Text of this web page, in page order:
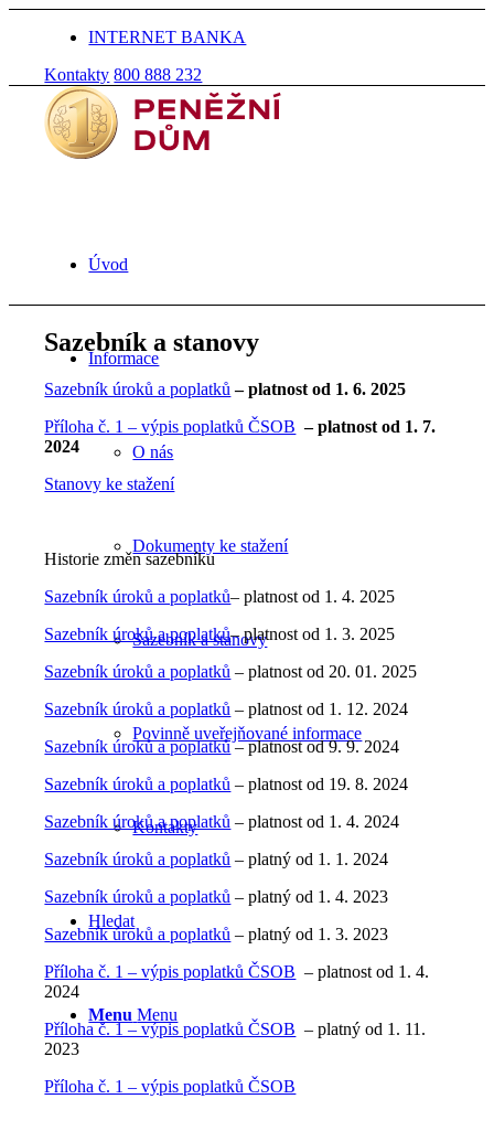
INTERNET BANKA
Kontakty 800 888 232
Úvod
Informace
O nás
Dokumenty ke stažení
Sazebník a stanovy
Povinně uveřejňované informace
Kontakty
Hledat
Menu Menu
Sazebník a stanovy
Sazebník úroků a poplatků – platnost od 1. 6. 2025
Příloha č. 1 – výpis poplatků ČSOB – platnost od 1. 7.
2024
Stanovy ke stažení
Historie změn sazebníku
Sazebník úroků a poplatků– platnost od 1. 4. 2025
Sazebník úroků a poplatků– platnost od 1. 3. 2025
Sazebník úroků a poplatků – platnost od 20. 01. 2025
Sazebník úroků a poplatků – platnost od 1. 12. 2024
Sazebník úroků a poplatků– platnost od 9. 9. 2024
Sazebník úroků a poplatků – platnost od 19. 8. 2024
Sazebník úroků a poplatků – platnost od 1. 4. 2024
Sazebník úroků a poplatků – platný od 1. 1. 2024
Sazebník úroků a poplatků – platný od 1. 4. 2023
Sazebník úroků a poplatků – platný od 1. 3. 2023
Příloha č. 1 – výpis poplatků ČSOB – platnost od 1. 4.
2024
Příloha č. 1 – výpis poplatků ČSOB – platný od 1. 11.
2023
Příloha č. 1 – výpis poplatků ČSOB